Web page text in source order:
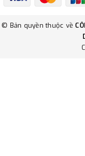
© Bản quyền thuộc về